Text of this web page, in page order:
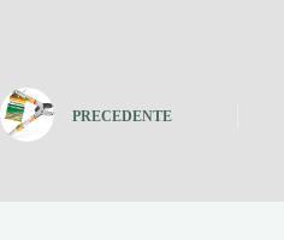
PRECEDENTE